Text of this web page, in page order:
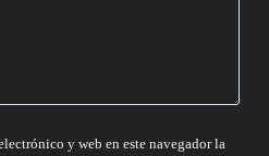
y web en este navegador la